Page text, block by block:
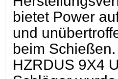
bietet Power
und
beim
HZRDUS 9X4